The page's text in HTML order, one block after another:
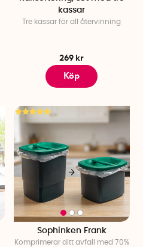
kassar
Tre kassar för all återvinning
269 kr
Köp
Sophinken Frank
Komprimerar ditt avfall med 70%